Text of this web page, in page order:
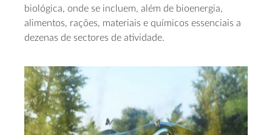
biológica, onde se incluem, além de bioenergia,
alimentos, rações, materiais e químicos essenciais a
dezenas de sectores de atividade.